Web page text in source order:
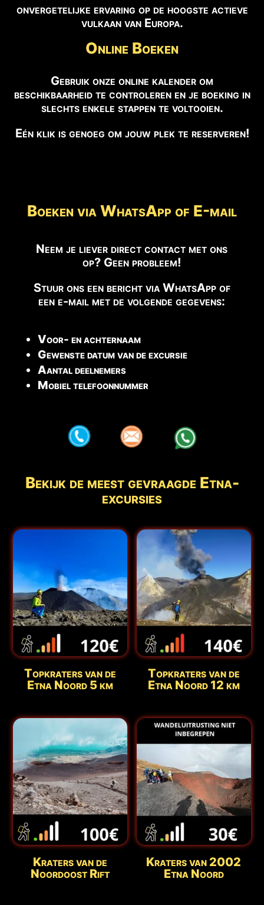
onvergetelijke ervaring op de hoogste actieve
vulkaan van Europa.
Online Boeken
Gebruik onze online kalender om
beschikbaarheid te controleren en je boeking in
slechts enkele stappen te voltooien.
Eén klik is genoeg om jouw plek te reserveren!
Boeken via WhatsApp of E-mail
Neem je liever direct contact met ons
op? Geen probleem!
Stuur ons een bericht via WhatsApp of
een e-mail met de volgende gegevens:
Voor- en achternaam
Gewenste datum van de excursie
Aantal deelnemers
Mobiel telefoonnummer
aaa aaa aaa
Bekijk de meest gevraagde Etna-
excursies
Topkraters van de
Etna Noord 5 km
Topkraters van de
Etna Noord 12 km
Kraters van de
Noordoost Rift
Kraters van 2002
Etna Noord